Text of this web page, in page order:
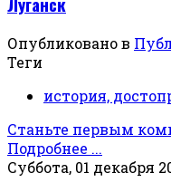
Опубликовано в
Теги
история,
Станьте первым
Подробнее ...
Суббота, 01 декабря